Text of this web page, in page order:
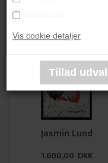
Vis cookie detaljer
Andre værker
Jasmin Lund
1.600,00 DKK